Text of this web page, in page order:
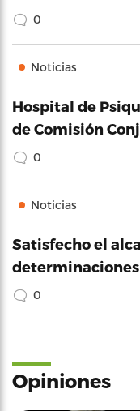
0
Noticias
Hospital de
de Comisión
0
Noticias
Satisfecho el
0
Opiniones